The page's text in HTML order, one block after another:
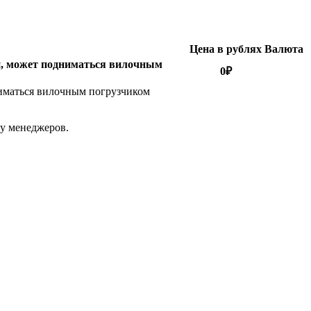
Цена в рублях Валюта
может подниматься вилочным
0₽
вилочным погрузчиком
менеджеров.